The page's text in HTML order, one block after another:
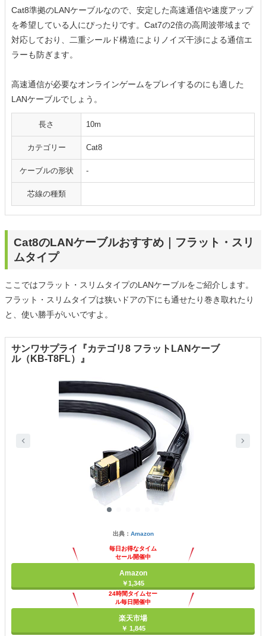
Cat8準拠のLANケーブルなので、安定した高速通信や速度アップ
を希望している人にぴったりです。Cat7の2倍の高周波帯域まで
対応しており、二重シールド構造によりノイズ干渉による通信エ
ラーも防ぎます。
高速通信が必要なオンラインゲームをプレイするのにも適した
LANケーブルでしょう。
長さ 10m
カテゴリー Cat8
ケーブルの形状 ‐
芯線の種類
Cat8のLANケーブルおすすめ｜フラット・スリ
ムタイプ
ここではフラット・スリムタイプのLANケーブルをご紹介します。
フラット・スリムタイプは狭いドアの下にも通せたり巻き取れたり
と、使い勝手がいいですよ。
サンワサプライ『カテゴリ8 フラットLANケーブ
ル（KB-T8FL）』
出典： Amazon
毎日お得なタイム
セール開催中
Amazon
￥1,345
24時間タイムセー
ル毎日開催中
楽天市場
￥ 1,845